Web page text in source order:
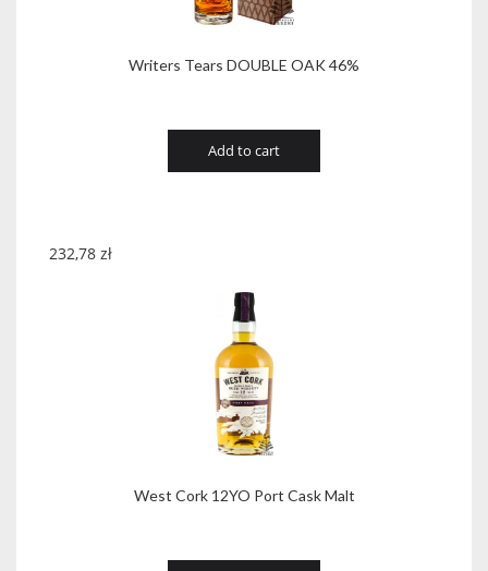
Writers Tears DOUBLE OAK 46%
Add to cart
West Cork 12YO Port Cask Malt
232,78 zł